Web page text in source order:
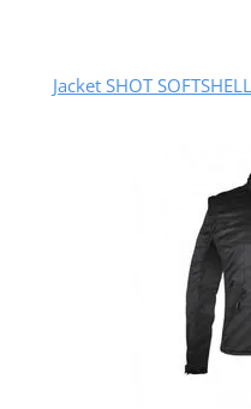
Jacket SHOT